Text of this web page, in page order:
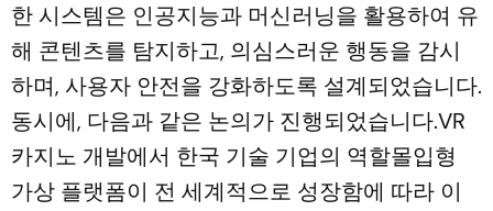
한 시스템은 인공지능과 머신러닝을 활용하여 유
해 콘텐츠를 탐지하고, 의심스러운 행동을 감시
하며, 사용자 안전을 강화하도록 설계되었습니다.
동시에, 다음과 같은 논의가 진행되었습니다.VR
카지노 개발에서 한국 기술 기업의 역할몰입형
가상 플랫폼이 전 세계적으로 성장함에 따라 이